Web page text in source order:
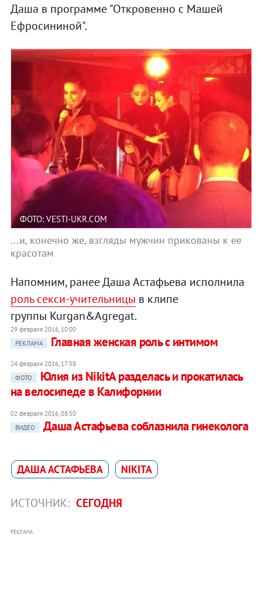
Даша в программе "Откровенно с Машей
Ефросининой".
ФОТО: VESTI-UKR.COM
...и, конечно же, взгляды мужчин прикованы к ее
красотам
Напомним, ранее Даша Астафьева исполнила
роль секси-учительницы в клипе
группы Kurgan&Agregat.
29 февраля 2016, 10:00
РЕКЛАМА
Главная женская роль с интимом
24 февраля 2016, 17:58
ФОТО
Юлия из NikitA разделась и прокатилась
на велосипеде в Калифорнии
02 февраля 2016, 08:50
ВИДЕО
Даша Астафьева соблазнила гинеколога
ДАША АСТАФЬЕВА NIKITA
ИСТОЧНИК: СЕГОДНЯ
РЕКЛАМА